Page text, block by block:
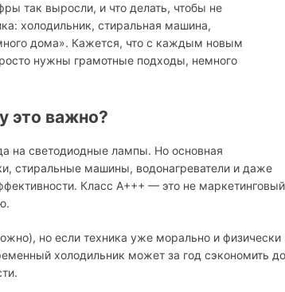
так выросли, и что делать, чтобы не
холодильник, стиральная машина,
дома». Кажется, что с каждым новым
нужны грамотные подходы, немного
это важно?
на светодиодные лампы. Но основная
стиральные машины, водонагреватели и даже
Класс A+++ — это не маркетинговый
но если техника уже морально и физически
холодильник может за год сэкономить до